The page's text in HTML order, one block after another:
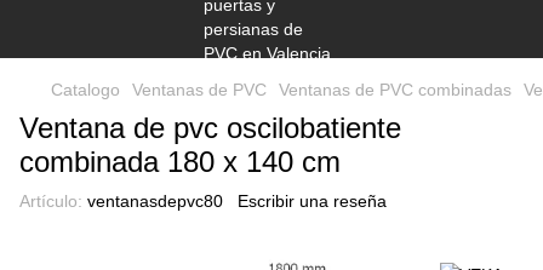
Catalogo Ventanas de PVC Ventanas de PVC combinadas
Ventana de pvc oscilobatiente
combinada 180 x 140 cm
Artículo: ventanasdepvc80 Escribir una reseña